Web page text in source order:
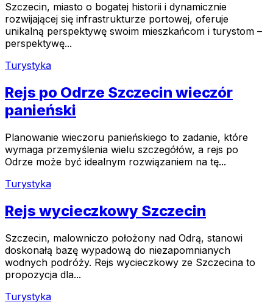
Szczecin, miasto o bogatej historii i dynamicznie
rozwijającej się infrastrukturze portowej, oferuje
unikalną perspektywę swoim mieszkańcom i turystom –
perspektywę...
Turystyka
Rejs po Odrze Szczecin wieczór
panieński
Planowanie wieczoru panieńskiego to zadanie, które
wymaga przemyślenia wielu szczegółów, a rejs po
Odrze może być idealnym rozwiązaniem na tę...
Turystyka
Rejs wycieczkowy Szczecin
Szczecin, malowniczo położony nad Odrą, stanowi
doskonałą bazę wypadową do niezapomnianych
wodnych podróży. Rejs wycieczkowy ze Szczecina to
propozycja dla...
Turystyka